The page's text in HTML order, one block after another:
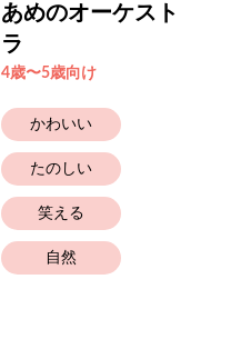
あめのオーケスト
ラ
4歳〜5歳向け
かわいい
たのしい
笑える
自然